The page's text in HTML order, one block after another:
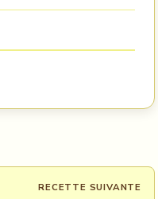
RECETTE SUIVANTE